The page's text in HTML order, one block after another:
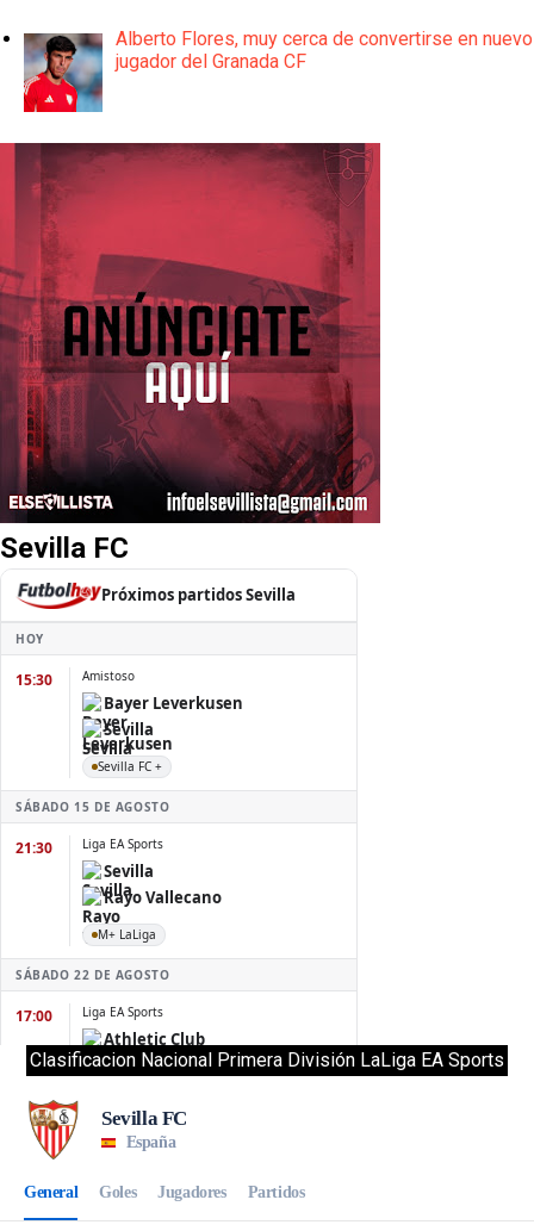
Alberto Flores, muy cerca de convertirse en nuevo
jugador del Granada CF
Sevilla FC
Clasificacion Nacional Primera División LaLiga EA Sports